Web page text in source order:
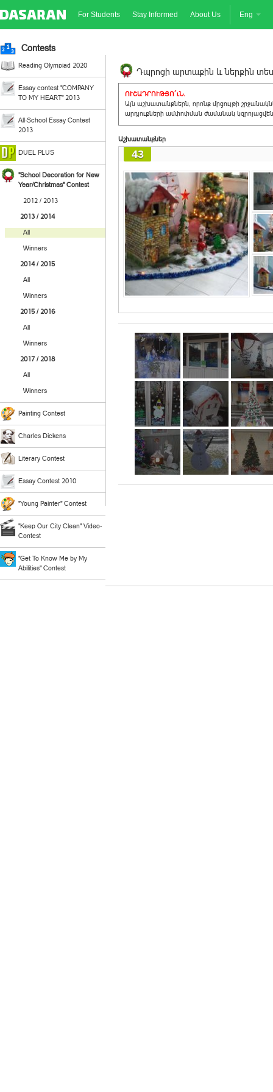
For Students Stay Informed About Us Eng
Contests
Reading Olympiad 2020
Essay contest "COMPANY
TO MY HEART" 2013
All-School Essay Contest
2013
DUEL PLUS
"School Decoration for New
Year/Christmas" Contest
2012 / 2013
2013 / 2014
All
Winners
2014 / 2015
All
Winners
2015 / 2016
All
Winners
2017 / 2018
All
Winners
Painting Contest
Charles Dickens
Literary Contest
Essay Contest 2010
"Young Painter" Contest
"Keep Our City Clean" Video-
Contest
"Get To Know Me by My
Abilities" Contest
Դպրոցի արտաքին և ներքին
ՈՒՇԱԴՐՈՒԹՅՈ´ւՆ.
Այն աշխատանքներն, որոնք մրցույթի
արդյուքների ամփոփման ժամանակ
Աշխատանքներ
43